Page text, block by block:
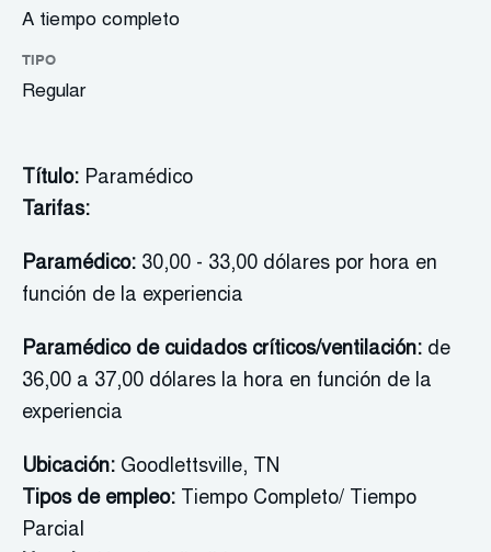
A tiempo completo
TIPO
Regular
Título: Paramédico
Tarifas:
Paramédico: 30,00 - 33,00 dólares por hora en
función de la experiencia
Paramédico de cuidados críticos/ventilación: de
36,00 a 37,00 dólares la hora en función de la
experiencia
Ubicación: Goodlettsville, TN
Tipos de empleo: Tiempo Completo/ Tiempo
Parcial